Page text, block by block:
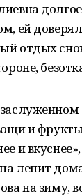
ей
отдых
и
и
лепит
на зиму,